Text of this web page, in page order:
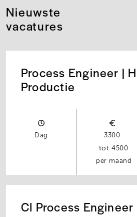
Nieuwste
vacatures
Process Engineer |
Productie
Dag
3300
4500
per maand
CI Process